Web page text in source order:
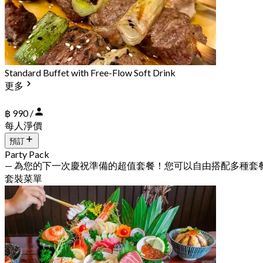
Standard Buffet with Free-Flow Soft Drink
更多
฿ 990 /
每人淨價
預訂
Party Pack
— 為您的下一次慶祝準備的超值套餐！您可以自由搭配多種套
套裝菜單